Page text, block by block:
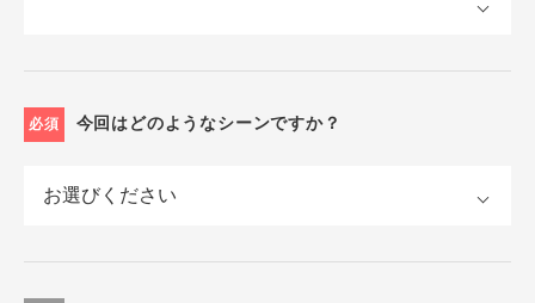
必須 今回はどのようなシーンですか？